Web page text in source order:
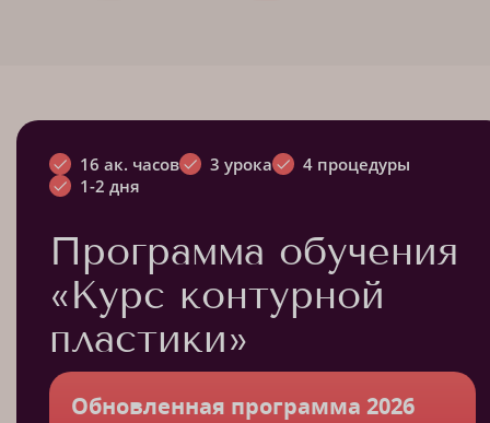
16 ак. часов 3 урока
4 процедуры
1-2 дня
Программа обучения
«Курс контурной
пластики»
Обновленная программа 2026